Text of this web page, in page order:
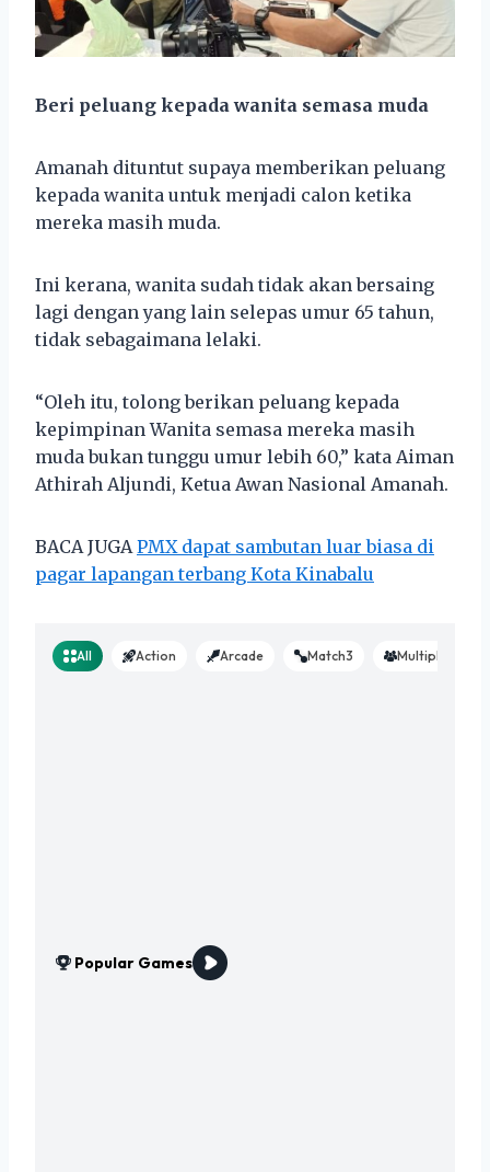
Beri peluang kepada wanita semasa muda
Amanah dituntut supaya memberikan peluang
kepada wanita untuk menjadi calon ketika
mereka masih muda.
Ini kerana, wanita sudah tidak akan bersaing
lagi dengan yang lain selepas umur 65 tahun,
tidak sebagaimana lelaki.
“Oleh itu, tolong berikan peluang kepada
kepimpinan Wanita semasa mereka masih
muda bukan tunggu umur lebih 60,” kata Aiman
Athirah Aljundi, Ketua Awan Nasional Amanah.
BACA JUGA PMX dapat sambutan luar biasa di
pagar lapangan terbang Kota Kinabalu